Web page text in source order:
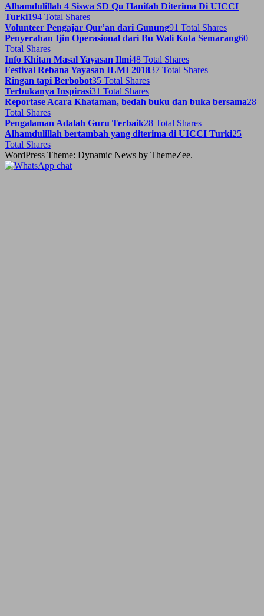
Alhamdulillah 4 Siswa SD Qu Hanifah Diterima Di UICCI
Turki194 Total Shares
Volunteer Pengajar Qur’an dari Gunung91 Total Shares
Penyerahan Ijin Operasional dari Bu Wali Kota Semarang60
Total Shares
Info Khitan Masal Yayasan Ilmi48 Total Shares
Festival Rebana Yayasan ILMI 201837 Total Shares
Ringan tapi Berbobot35 Total Shares
Terbukanya Inspirasi31 Total Shares
Reportase Acara Khataman, bedah buku dan buka bersama28
Total Shares
Pengalaman Adalah Guru Terbaik28 Total Shares
Alhamdulillah bertambah yang diterima di UICCI Turki25
Total Shares
WordPress Theme: Dynamic News by ThemeZee.